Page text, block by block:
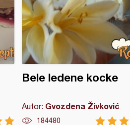
Bele ledene kocke
Autor: Gvozdena Živković
184480